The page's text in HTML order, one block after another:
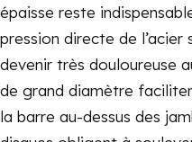
épaisse reste
pression directe de l’acier
devenir très douloureuse
de grand diamètre
la barre au-dessus des